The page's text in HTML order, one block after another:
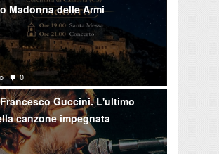
Madonna delle Armi
0
Guccini. L'ultimo
canzone impegnata